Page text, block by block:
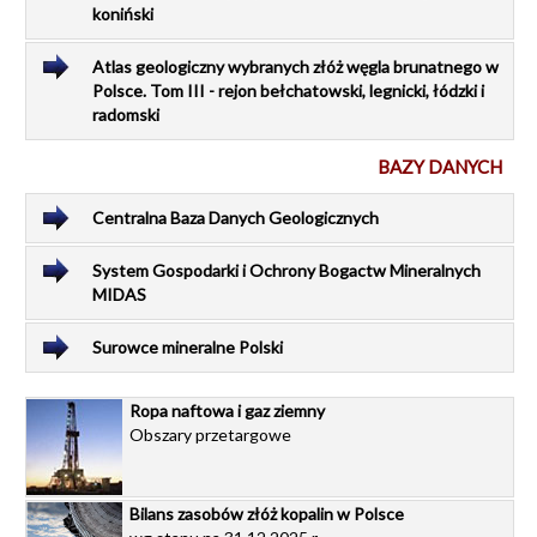
koniński
Atlas geologiczny wybranych złóż węgla brunatnego w
Polsce. Tom III - rejon bełchatowski, legnicki, łódzki i
radomski
BAZY DANYCH
Centralna Baza Danych Geologicznych
System Gospodarki i Ochrony Bogactw Mineralnych
MIDAS
Surowce mineralne Polski
Ropa naftowa i gaz ziemny
Obszary przetargowe
Bilans zasobów złóż kopalin w Polsce